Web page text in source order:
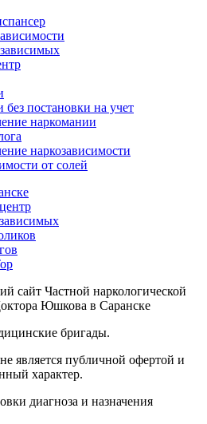
постановки на учет
наркомании
наркозависимости
от солей
сайт Частной наркологической
Юшкова в Саранске
бригады.
является публичной офертой и
характер.
диагноза и назначения